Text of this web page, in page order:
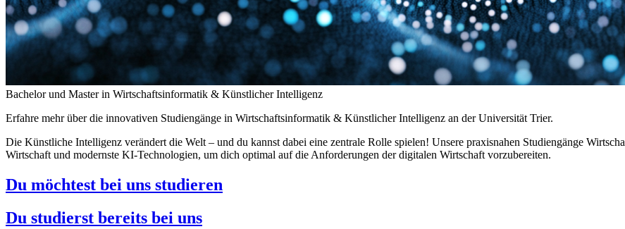
Bachelor und Master in Wirtschaftsinformatik & Künstlicher Intelligenz
Erfahre mehr über die innovativen Studiengänge in Wirtschaftsinformatik & Künstlicher Intelligenz an der Universität Trier.
Die Künstliche Intelligenz verändert die Welt – und du kannst dabei eine zentrale Rolle spielen! Unsere praxisnahen Studiengänge
Wirtschaft und modernste KI-Technologien, um dich optimal auf die Anforderungen der digitalen Wirtschaft vorzubereiten.
Du möchtest bei uns studieren
Du studierst bereits bei uns